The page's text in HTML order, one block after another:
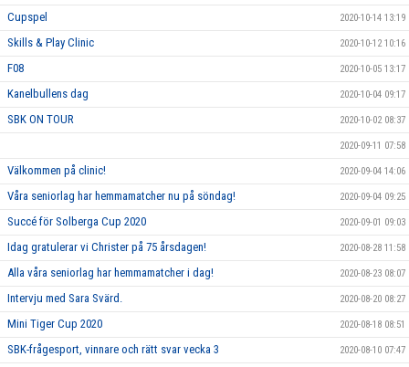
Cupspel 2020-10-14 13:19
Skills & Play Clinic 2020-10-12 10:16
F08 2020-10-05 13:17
Kanelbullens dag 2020-10-04 09:17
SBK ON TOUR 2020-10-02 08:37
2020-09-11 07:58
Välkommen på clinic! 2020-09-04 14:06
Våra seniorlag har hemmamatcher nu på söndag! 2020-09-04 09:25
Succé för Solberga Cup 2020 2020-09-01 09:03
Idag gratulerar vi Christer på 75 årsdagen! 2020-08-28 11:58
Alla våra seniorlag har hemmamatcher i dag! 2020-08-23 08:07
Intervju med Sara Svärd. 2020-08-20 08:27
Mini Tiger Cup 2020 2020-08-18 08:51
SBK-frågesport, vinnare och rätt svar vecka 3 2020-08-10 07:47